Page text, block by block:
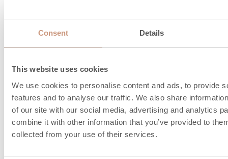
Consent Details
This website uses cookies
We use cookies to personalise content and ads, to provide
features and to analyse our traffic. We also share
of our site with our social media, advertising and analytics
combine it with other information that you’ve provided to
collected from your use of their services.
del camino e
combustione